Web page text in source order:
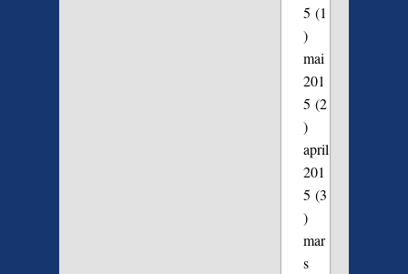
5 (1
)
mai
201
5 (2
)
april
201
5 (3
)
mar
s